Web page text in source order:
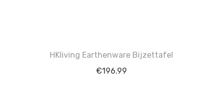
HKliving Earthenware Bijzettafel
€196.99